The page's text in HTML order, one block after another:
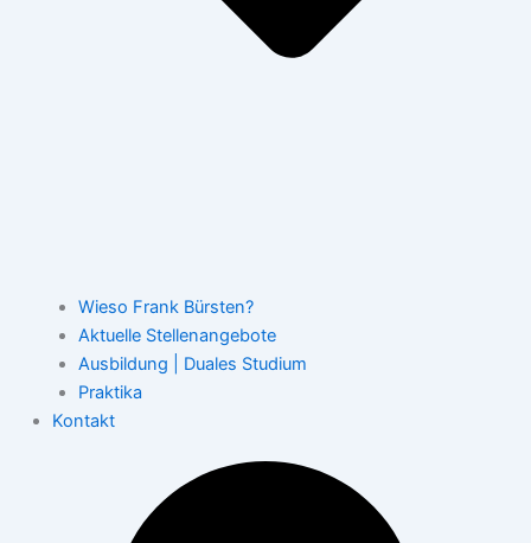
Wieso Frank Bürsten?
Aktuelle Stellenangebote
Ausbildung | Duales Studium
Praktika
Kontakt